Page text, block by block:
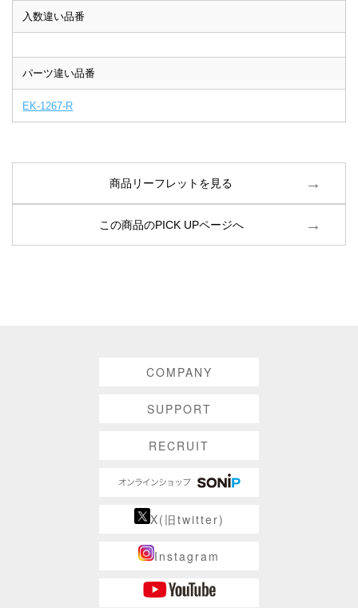
入数違い品番
パーツ違い品番
EK-1267-R
商品リーフレットを見る
この商品のPICK UPページへ
COMPANY
SUPPORT
RECRUIT
X(旧twitter)
Instagram